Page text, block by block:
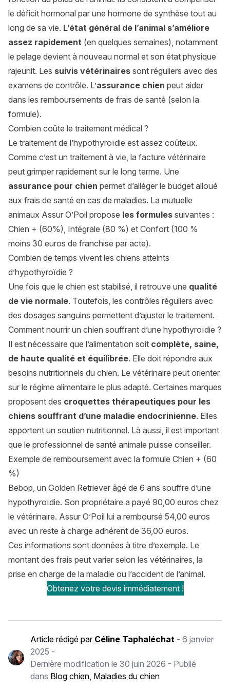
le déficit hormonal par une hormone de synthèse tout au
long de sa vie. L’état général de l’animal s’améliore
assez rapidement (en quelques semaines), notamment
le pelage devient à nouveau normal et son état physique
rajeunit. Les suivis vétérinaires sont réguliers avec des
examens de contrôle. L’assurance chien peut aider
dans les remboursements de frais de santé (selon la
formule).
Combien coûte le traitement médical ?
Le traitement de l’hypothyroïdie est assez coûteux.
Comme c’est un traitement à vie, la facture vétérinaire
peut grimper rapidement sur le long terme. Une
assurance pour chien permet d’alléger le budget alloué
aux frais de santé en cas de maladies. La mutuelle
animaux Assur O’Poil propose les formules suivantes :
Chien + (60%), Intégrale (80 %) et Confort (100 %
moins 30 euros de franchise par acte).
Combien de temps vivent les chiens atteints
d’hypothyroïdie ?
Une fois que le chien est stabilisé, il retrouve une qualité
de vie normale. Toutefois, les contrôles réguliers avec
des dosages sanguins permettent d’ajuster le traitement.
Comment nourrir un chien souffrant d’une hypothyroïdie ?
Il est nécessaire que l’alimentation soit complète, saine,
de haute qualité et équilibrée. Elle doit répondre aux
besoins nutritionnels du chien. Le vétérinaire peut orienter
sur le régime alimentaire le plus adapté. Certaines marques
proposent des croquettes thérapeutiques pour les
chiens souffrant d’une maladie endocrinienne. Elles
apportent un soutien nutritionnel. Là aussi, il est important
que le professionnel de santé animale puisse conseiller.
Exemple de remboursement avec la formule Chien + (60
%)
Bebop, un Golden Retriever âgé de 6 ans souffre d’une
hypothyroïdie. Son propriétaire a payé 90,00 euros chez
le vétérinaire. Assur O’Poil lui a remboursé 54,00 euros
avec un reste à charge adhérent de 36,00 euros.
Ces informations sont données à titre d’exemple. Le
montant des frais peut varier selon les vétérinaires, la
prise en charge de la maladie ou l’accident de l’animal.
Obtenez votre devis immédiatement !
Article rédigé par Céline Taphaléchat- 6 janvier
2025 -
Dernière modification le 30 juin 2026 - Publié
dans Blog chien, Maladies du chien